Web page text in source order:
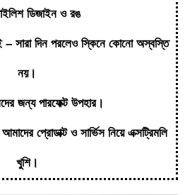
ডিজাইন ও রঙ
সারা দিন পরলেও স্কিনে কোনো অস্বস্তি
নয়।
জন্য পারফেক্ট উপহার।
প্রোডাক্ট ও সার্ভিস নিয়ে এক্সট্রিমলি
খুশি।